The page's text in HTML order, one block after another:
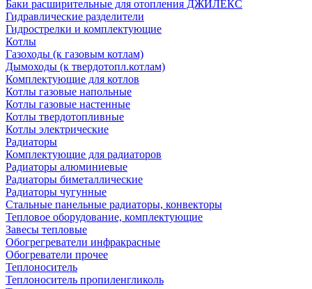
Баки расширительные для отопления ДЖИЛЕКС
Гидравлические разделители
Гидрострелки и комплектующие
Котлы
Газоходы (к газовым котлам)
Дымоходы (к твердотопл.котлам)
Комплектующие для котлов
Котлы газовые напольные
Котлы газовые настенные
Котлы твердотопливные
Котлы электрические
Радиаторы
Комплектующие для радиаторов
Радиаторы алюминиевые
Радиаторы биметаллические
Радиаторы чугунные
Стальные панельные радиаторы, конвекторы
Тепловое оборудование, комплектующие
Завесы тепловые
Обогрегреватели инфракрасные
Обогреватели прочее
Теплоноситель
Теплоноситель пропиленгликоль